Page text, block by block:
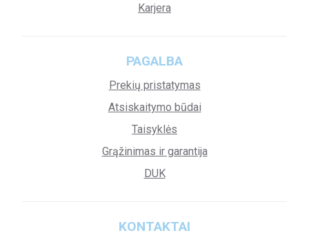
Karjera
PAGALBA
Prekių pristatymas
Atsiskaitymo būdai
Taisyklės
Grąžinimas ir garantija
DUK
KONTAKTAI